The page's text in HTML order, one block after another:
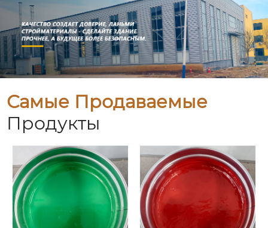
Самые Продаваемые
Продукты